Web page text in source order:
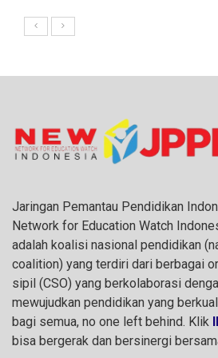
Jaringan Pemantau Pendidikan
Network for Education Watch
adalah koalisi nasional pendidikan
coalition) yang terdiri dari berbagai
sipil (CSO) yang berkolaborasi
mewujudkan pendidikan yang
bagi semua, no one left behind. Klik
bisa bergerak dan bersinergi